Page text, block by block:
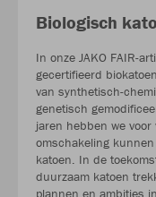
Biologisch
In onze JAKO FAIR-
gecertifieerd
van synthetisch-
genetisch
jaren hebben we
omschakeling
katoen. In de
duurzaam katoen
plannen en ambities